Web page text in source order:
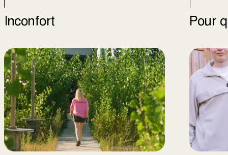
Inconfort Pour